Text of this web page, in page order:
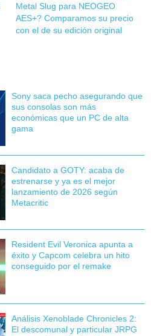
Metal Slug para NEOGEO
AES+? Comparamos su precio
con el de su edición original
Sony saca pecho asegurando que
sus consolas son más
económicas que un PC de alta
gama
Candidato a GOTY: acaba de
estrenarse y ya es el mejor
lanzamiento de 2026 según
Metacritic
Resident Evil Veronica apunta a
éxito y Capcom celebra un hito
conseguido por el remake
Análisis Xenoblade Chronicles 2:
El descomunal y particular JRPG